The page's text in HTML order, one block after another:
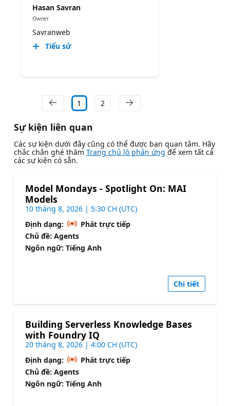
Hasan Savran
Owner
Savranweb
Tiểu sử
1 2
Sự kiện liên quan
Các sự kiện dưới đây cũng có thể được bạn quan tâm. Hãy
chắc chắn ghé thăm Trang chủ lò phản ứng để xem tất cả
các sự kiện có sẵn.
Model Mondays - Spotlight On: MAI
Models
10 tháng 8, 2026 | 5:30 CH (UTC)
Định dạng:
Phát trực tiếp
Chủ đề: Agents
Ngôn ngữ: Tiếng Anh
Chi tiết
Building Serverless Knowledge Bases
with Foundry IQ
20 tháng 8, 2026 | 4:00 CH (UTC)
Định dạng:
Phát trực tiếp
Chủ đề: Agents
Ngôn ngữ: Tiếng Anh